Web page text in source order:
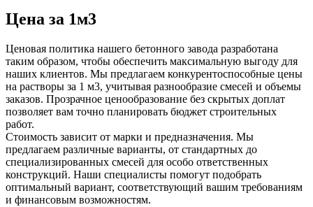
Цена за 1м3
Ценовая политика нашего бетонного завода разработана
таким образом, чтобы обеспечить максимальную выгоду для
наших клиентов. Мы предлагаем конкурентоспособные цены
на растворы за 1 м3, учитывая разнообразие смесей и объемы
заказов. Прозрачное ценообразование без скрытых доплат
позволяет вам точно планировать бюджет строительных
работ.
Стоимость зависит от марки и предназначения. Мы
предлагаем различные варианты, от стандартных до
специализированных смесей для особо ответственных
конструкций. Наши специалисты помогут подобрать
оптимальный вариант, соответствующий вашим требованиям
и финансовым возможностям.